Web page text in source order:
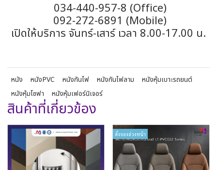
034-440-957-8 (Office)
092-272-6891 (Mobile)
เปิดให้บริการ จันทร์-เสาร์ เวลา 8.00-17.00 น.
หนัง หนังPVC หนังกันไฟ หนังกันไฟลาม
หนังหุ้มเบาะรถยนต์
หนังหุ้มโซฟา
หนังหุ้มเฟอร์นิเจอร์
สินค้าที่เกี่ยวข้อง
สั่งจองล่วงหน้า